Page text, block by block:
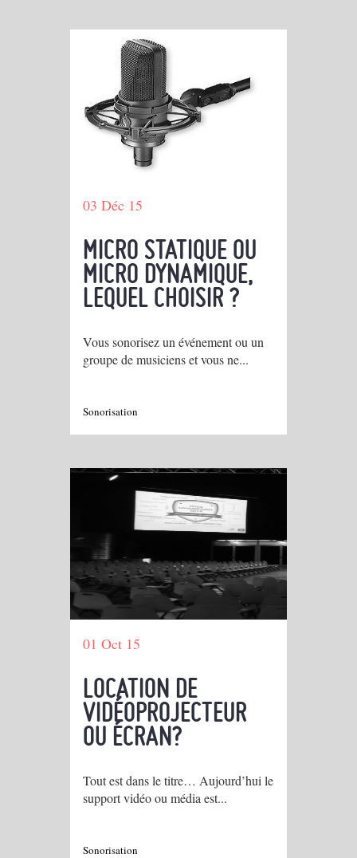
03 Déc 15
MICRO STATIQUE OU
MICRO DYNAMIQUE,
LEQUEL CHOISIR ?
Vous sonorisez un événement ou un
groupe de musiciens et vous ne...
Sonorisation
01 Oct 15
LOCATION DE
VIDÉOPROJECTEUR
OU ÉCRAN?
Tout est dans le titre… Aujourd’hui le
support vidéo ou média est...
Sonorisation